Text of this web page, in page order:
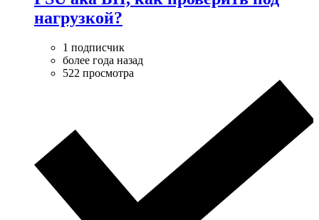
нагрузкой?
1 подписчик
более года назад
522 просмотра